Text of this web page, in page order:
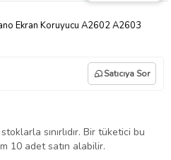
Ekran Koruyucu A2602 A2603
Satıcıya Sor
sınırlıdır. Bir tüketici bu
10 adet satın alabilir.